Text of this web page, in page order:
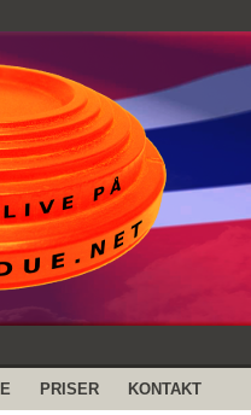
PRISER KONTAKT